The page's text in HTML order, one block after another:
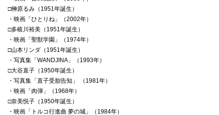
□榊原るみ（1951年誕生）
・映画「ひとりね」（2002年）
□多岐川裕美（1951年誕生）
・映画「聖獣学園」（1974年）
□山本リンダ（1951年誕生）
・写真集「WANDJINA」（1993年）
□大谷直子（1950年誕生）
・写真集「直子受胎告知」 （1981年）
・映画「肉弾」（1968年）
□奈美悦子（1950年誕生）
・映画「トルコ行進曲 夢の城」（1984年）